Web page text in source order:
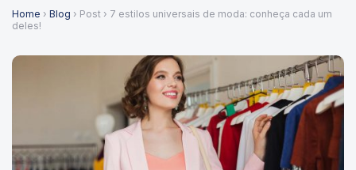
Home › Blog › Post › 7 estilos universais de moda: conheça cada um
deles!